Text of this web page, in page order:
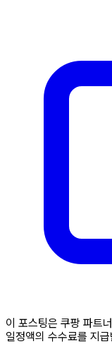
이 포스팅은 쿠팡 파트
일정액의 수수료를 지